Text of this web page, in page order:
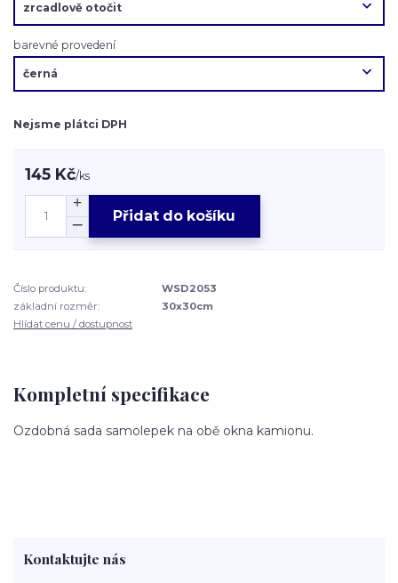
barevné provedení
Nejsme plátci DPH
145 Kč/ks
Přidat do košíku
Číslo produktu:
WSD2053
základní rozměr:
30x30cm
Hlídat cenu / dostupnost
Kompletní specifikace
Ozdobná sada samolepek na obě okna kamionu.
Kontaktujte nás